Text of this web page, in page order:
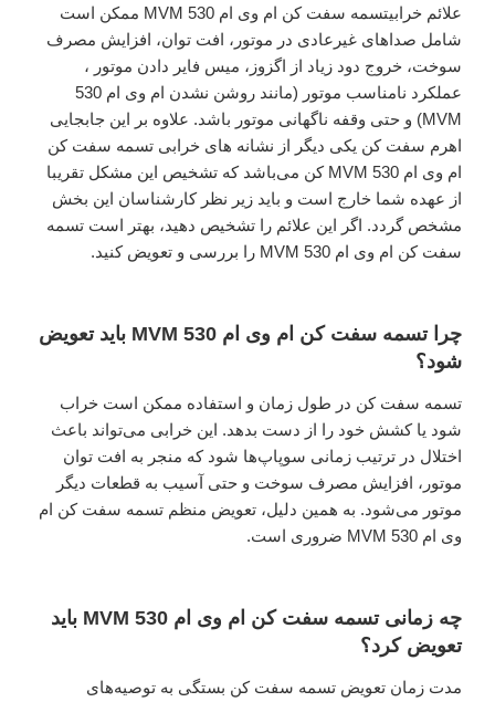
علائم خرابیتسمه سفت کن ام وی ام 530 MVM ممکن است
شامل صداهای غیرعادی در موتور، افت توان، افزایش مصرف
سوخت، خروج دود زیاد از اگزوز، میس فایر دادن موتور ،
عملکرد نامناسب موتور (مانند روشن نشدن ام وی ام 530
MVM) و حتی وقفه ناگهانی موتور باشد. علاوه بر این جابجایی
اهرم سفت کن یکی دیگر از نشانه های خرابی تسمه سفت کن
ام وی ام 530 MVM کن می‌باشد که تشخیص این مشکل تقریبا
از عهده شما خارج است و باید زیر نظر کارشناسان این بخش
مشخص گردد. اگر این علائم را تشخیص دهید، بهتر است تسمه
سفت کن ام وی ام 530 MVM را بررسی و تعویض کنید.
چرا تسمه سفت کن ام وی ام 530 MVM باید تعویض
شود؟
تسمه سفت کن در طول زمان و استفاده ممکن است خراب
شود یا کشش خود را از دست بدهد. این خرابی می‌تواند باعث
اختلال در ترتیب زمانی سوپاپ‌ها شود که منجر به افت توان
موتور، افزایش مصرف سوخت و حتی آسیب به قطعات دیگر
موتور می‌شود. به همین دلیل، تعویض منظم تسمه سفت کن ام
وی ام 530 MVM ضروری است.
چه زمانی تسمه سفت کن ام وی ام 530 MVM باید
تعویض کرد؟
مدت زمان تعویض تسمه سفت کن بستگی به توصیه‌های